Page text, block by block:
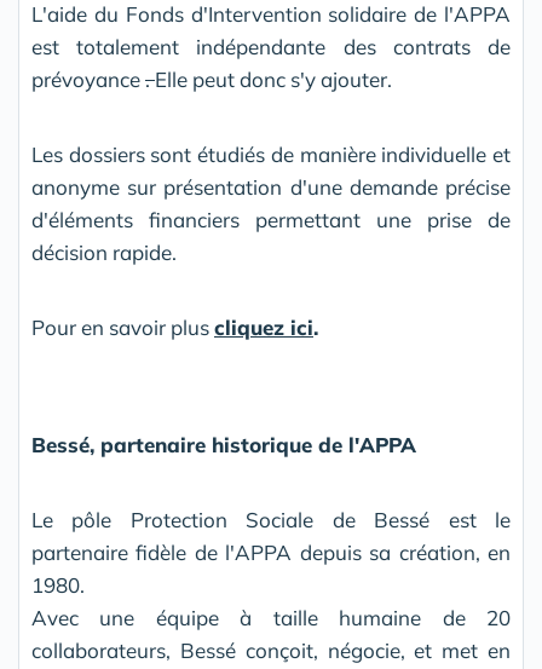
L'aide du Fonds d'Intervention solidaire de l'APPA
est totalement indépendante des contrats de
prévoyance.Elle peut donc s'y ajouter.
Les dossiers sont étudiés de manière individuelle et
anonyme sur présentation d'une demande précise
d'éléments financiers permettant une prise de
décision rapide.
Pour en savoir pluscliquez ici.
Bessé, partenaire historique de l'APPA
Le pôle Protection Sociale de Bessé est le
partenaire fidèle de l'APPA depuis sa création, en
1980.
Avec une équipe à taille humaine de 20
collaborateurs, Bessé conçoit, négocie, et met en